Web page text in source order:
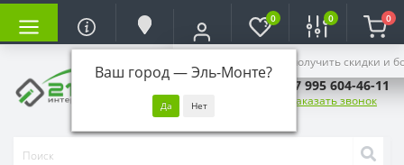
Ваш город —Эль-Монте?
Войдите, чтобы получить скидки и
0 0 0
+7 995 604-46-11
Заказать звонок